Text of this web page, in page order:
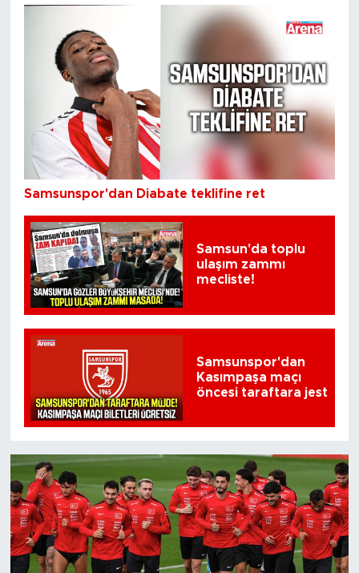
Samsunspor'dan Diabate teklifine ret
Samsun'da toplu
ulaşım zammı
mecliste!
Samsunspor'dan
Kasımpaşa maçı
öncesi taraftara jest